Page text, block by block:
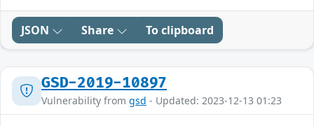
JSON Share To clipboard
GSD-2019-10897
Vulnerability from gsd - Updated: 2023-12-13 01:23